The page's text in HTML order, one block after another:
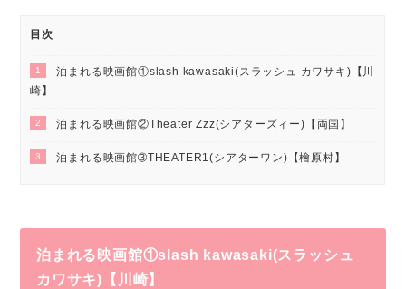
目次
1
泊まれる映画館①slash kawasaki(スラッシュ カワサキ)【川
崎】
2 泊まれる映画館②Theater Zzz(シアターズィー)【両国】
3 泊まれる映画館➂THEATER1(シアターワン)【檜原村】
泊まれる映画館①slash kawasaki(スラッシュ
カワサキ)【川崎】